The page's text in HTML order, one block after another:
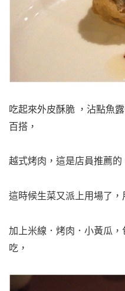
吃起來外皮酥脆 ，沾點魚
百搭，
越式烤肉，這是店員推薦的
這時候生菜又派上用場了，
加上米線．烤肉．小黃瓜
吃，